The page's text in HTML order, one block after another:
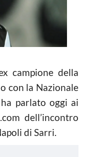
campione della
con la Nazionale
parlato oggi ai
dell’incontro
di Sarri.